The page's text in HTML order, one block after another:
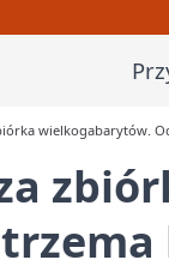
wielkogabarytów.